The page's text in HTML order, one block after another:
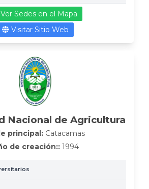
Ver Sedes en el Mapa
Visitar Sitio Web
Nacional de Agricultura
principal: Catacamas
de creación::1994